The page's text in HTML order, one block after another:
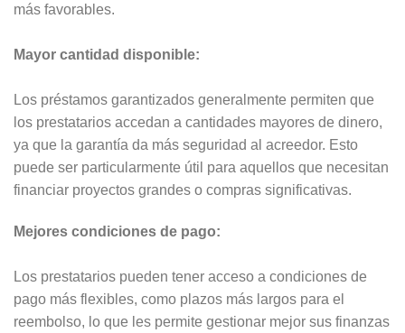
más favorables.
Mayor cantidad disponible:
Los préstamos garantizados generalmente permiten que
los prestatarios accedan a cantidades mayores de dinero,
ya que la garantía da más seguridad al acreedor. Esto
puede ser particularmente útil para aquellos que necesitan
financiar proyectos grandes o compras significativas.
Mejores condiciones de pago:
Los prestatarios pueden tener acceso a condiciones de
pago más flexibles, como plazos más largos para el
reembolso, lo que les permite gestionar mejor sus finanzas